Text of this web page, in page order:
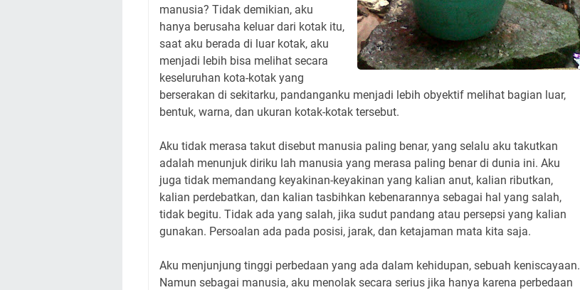
manusia? Tidak demikian, aku
hanya berusaha keluar dari kotak itu,
saat aku berada di luar kotak, aku
menjadi lebih bisa melihat secara
keseluruhan kota-kotak yang
berserakan di sekitarku, pandanganku menjadi lebih obyektif melihat bagian luar,
bentuk, warna, dan ukuran kotak-kotak tersebut.
Aku tidak merasa takut disebut manusia paling benar, yang selalu aku takutkan
adalah menunjuk diriku lah manusia yang merasa paling benar di dunia ini. Aku
juga tidak memandang keyakinan-keyakinan yang kalian anut, kalian ributkan,
kalian perdebatkan, dan kalian tasbihkan kebenarannya sebagai hal yang salah,
tidak begitu. Tidak ada yang salah, jika sudut pandang atau persepsi yang kalian
gunakan. Persoalan ada pada posisi, jarak, dan ketajaman mata kita saja.
Aku menjunjung tinggi perbedaan yang ada dalam kehidupan, sebuah keniscayaan.
Namun sebagai manusia, aku menolak secara serius jika hanya karena perbedaan